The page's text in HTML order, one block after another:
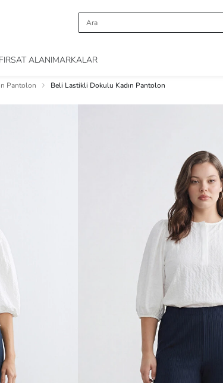
FIRSAT ALANIMARKALAR
Pantolon Beli Lastikli Dokulu Kadın Pantolon